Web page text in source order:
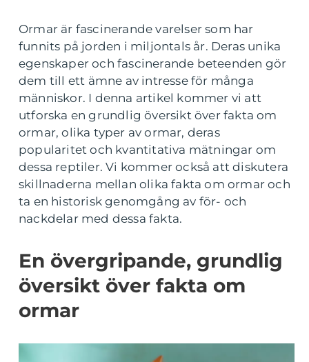
Ormar är fascinerande varelser som har
funnits på jorden i miljontals år. Deras unika
egenskaper och fascinerande beteenden gör
dem till ett ämne av intresse för många
människor. I denna artikel kommer vi att
utforska en grundlig översikt över fakta om
ormar, olika typer av ormar, deras
popularitet och kvantitativa mätningar om
dessa reptiler. Vi kommer också att diskutera
skillnaderna mellan olika fakta om ormar och
ta en historisk genomgång av för- och
nackdelar med dessa fakta.
En övergripande, grundlig
översikt över fakta om
ormar